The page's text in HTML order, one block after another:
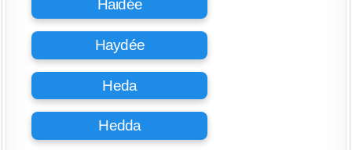
Haidée
Haydée
Heda
Hedda